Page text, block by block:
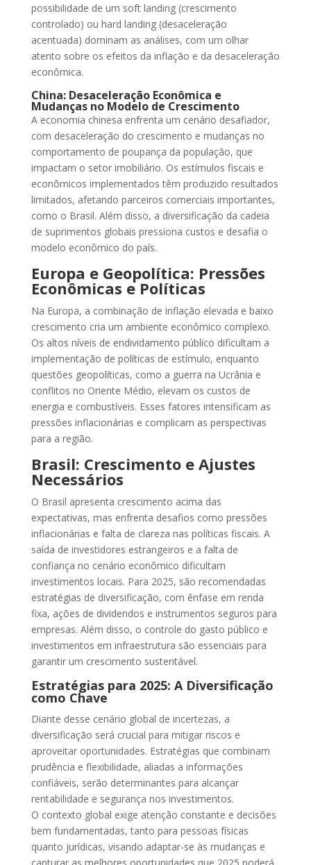
possibilidade de um soft landing (crescimento
controlado) ou hard landing (desaceleração
acentuada) dominam as análises, com um olhar
atento sobre os efeitos da inflação e da desaceleração
econômica.
China: Desaceleração Econômica e
Mudanças no Modelo de Crescimento
A economia chinesa enfrenta um cenário desafiador,
com desaceleração do crescimento e mudanças no
comportamento de poupança da população, que
impactam o setor imobiliário. Os estímulos fiscais e
econômicos implementados têm produzido resultados
limitados, afetando parceiros comerciais importantes,
como o Brasil. Além disso, a diversificação da cadeia
de suprimentos globais pressiona custos e desafia o
modelo econômico do país.
Europa e Geopolítica: Pressões
Econômicas e Políticas
Na Europa, a combinação de inflação elevada e baixo
crescimento cria um ambiente econômico complexo.
Os altos níveis de endividamento público dificultam a
implementação de políticas de estímulo, enquanto
questões geopolíticas, como a guerra na Ucrânia e
conflitos no Oriente Médio, elevam os custos de
energia e combustíveis. Esses fatores intensificam as
pressões inflacionárias e complicam as perspectivas
para a região.
Brasil: Crescimento e Ajustes
Necessários
O Brasil apresenta crescimento acima das
expectativas, mas enfrenta desafios como pressões
inflacionárias e falta de clareza nas políticas fiscais. A
saída de investidores estrangeiros e a falta de
confiança no cenário econômico dificultam
investimentos locais. Para 2025, são recomendadas
estratégias de diversificação, com ênfase em renda
fixa, ações de dividendos e instrumentos seguros para
empresas. Além disso, o controle do gasto público e
investimentos em infraestrutura são essenciais para
garantir um crescimento sustentável.
Estratégias para 2025: A Diversificação
como Chave
Diante desse cenário global de incertezas, a
diversificação será crucial para mitigar riscos e
aproveitar oportunidades. Estratégias que combinam
prudência e flexibilidade, aliadas a informações
confiáveis, serão determinantes para alcançar
rentabilidade e segurança nos investimentos.
O contexto global exige atenção constante e decisões
bem fundamentadas, tanto para pessoas físicas
quanto jurídicas, visando adaptar-se às mudanças e